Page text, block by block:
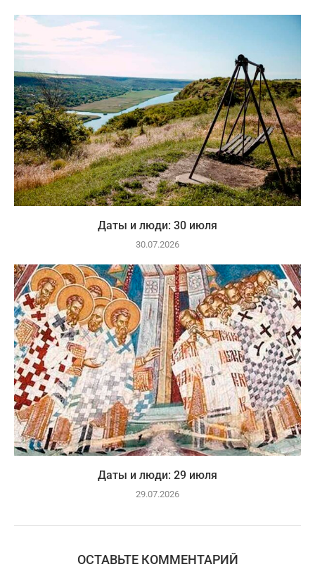
Даты и люди: 30 июля
30.07.2026
Даты и люди: 29 июля
29.07.2026
ОСТАВЬТЕ КОММЕНТАРИЙ